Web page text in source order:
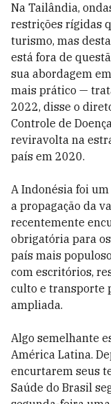
Na Tailândia,
restrições rígidas
turismo, mas
está fora de
sua abordagem
mais prático —
2022, disse o
Controle de
reviravolta na
país em 2020.
A Indonésia foi
a propagação da
recentemente
obrigatória para
país mais
com escritórios,
culto e transporte
ampliada.
Algo semelhante
América Latina.
encurtarem seus
Saúde do Brasil